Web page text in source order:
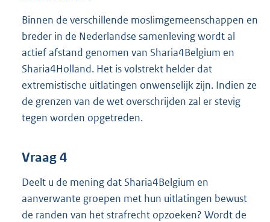
Binnen de verschillende moslimgemeenschappen en
breder in de Nederlandse samenleving wordt al
actief afstand genomen van Sharia4Belgium en
Sharia4Holland. Het is volstrekt helder dat
extremistische uitlatingen onwenselijk zijn. Indien ze
de grenzen van de wet overschrijden zal er stevig
tegen worden opgetreden.
Vraag 4
Deelt u de mening dat Sharia4Belgium en
aanverwante groepen met hun uitlatingen bewust
de randen van het strafrecht opzoeken? Wordt de